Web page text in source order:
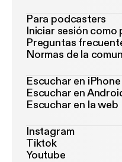
Para podcasters
Iniciar sesión
Preguntas
Normas de la
Escuchar en iPhone
Escuchar en
Escuchar en la web
Instagram
Tiktok
Youtube